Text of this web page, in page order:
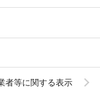
者等に関する表示